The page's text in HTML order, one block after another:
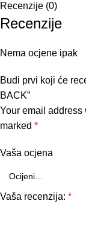
Recenzije (0)
Recenzije
Nema ocjene ipak
Budi prvi koji će
BACK”
Your email
marked *
Vaša ocjena
Vaša recenzija: *